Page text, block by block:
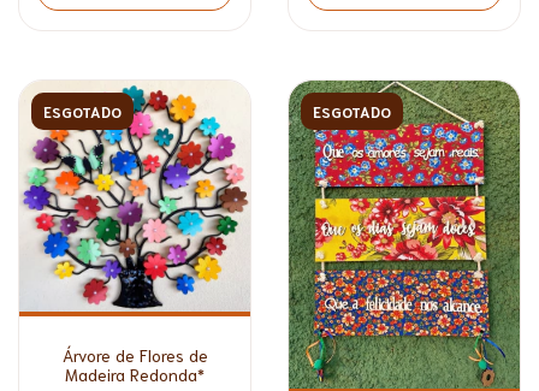
ESGOTADO
Árvore de Flores de
Madeira Redonda*
ESGOTADO